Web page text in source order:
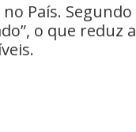
País. Segundo
o que reduz a